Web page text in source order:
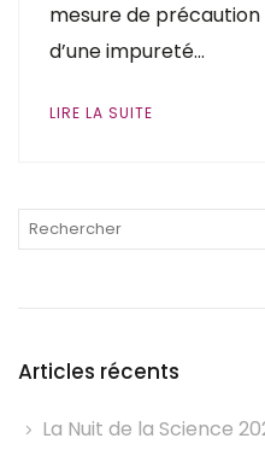
mesure de
d’une impureté…
LIRE LA SUITE
Articles récents
La Nuit de la Science